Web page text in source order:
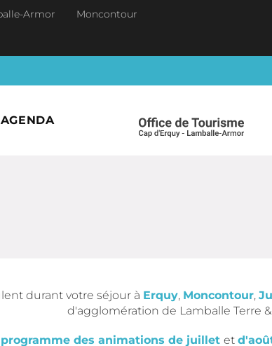
Armor Moncontour
AGENDA
durant votre séjour à Erquy, Moncontour,
d'agglomération de Lamballe Terre
programme des animations de juillet et